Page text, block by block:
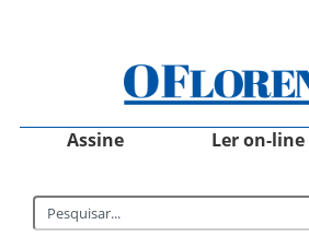
Assine Ler on-line